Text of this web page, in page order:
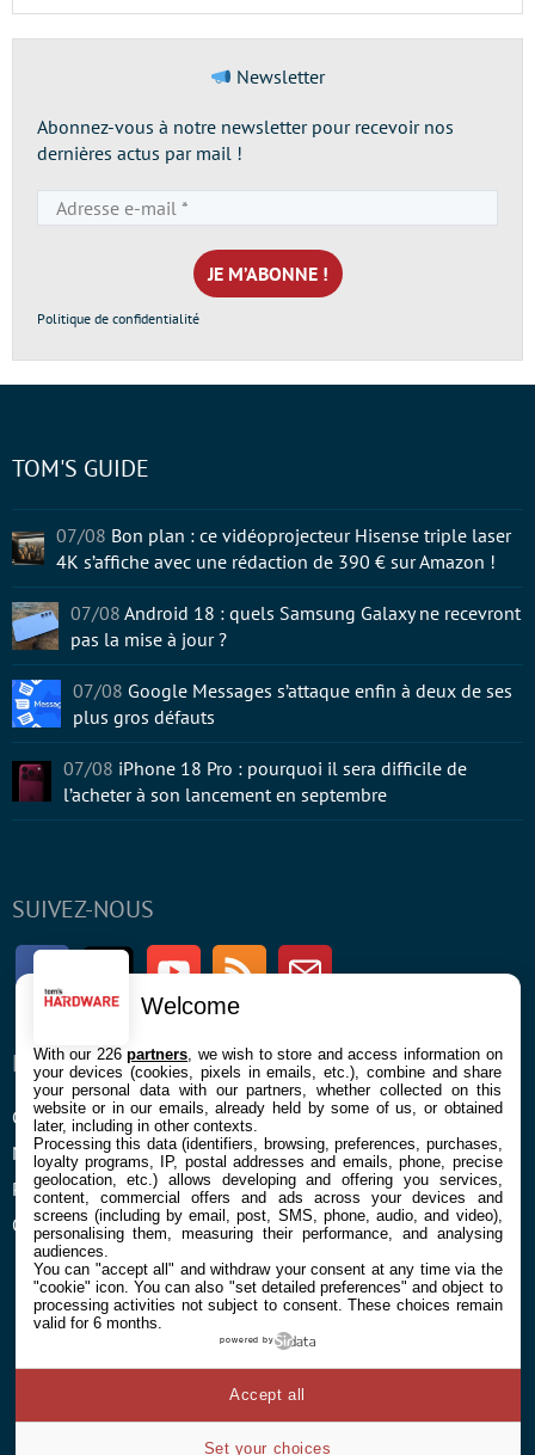
Newsletter
Abonnez-vous à notre newsletter pour recevoir nos
dernières actus par mail !
e-
mail
*
Politique de confidentialité
SUIVEZ-NOUS
FacebookTwitter Youtube RSS Newsletter
ENTREPRISE
Confidentialité et Cookies
Mentions légales et CGU
Préférences Cookies
Qui sommes nous
À PROPOS
Contact
TOM'S GUIDE
07/08 Bon plan : ce vidéoprojecteur Hisense triple laser
4K s’affiche avec une rédaction de 390 € sur Amazon !
07/08 Android 18 : quels Samsung Galaxy ne recevront
pas la mise à jour ?
07/08 Google Messages s’attaque enfin à deux de ses
plus gros défauts
07/08 iPhone 18 Pro : pourquoi il sera difficile de
l’acheter à son lancement en septembre
Welcome
With our 226partners , we wish to store and access information on
your devices (cookies, pixels in emails, etc.), combine and share
your personal data with our partners, whether collected on this
website or in our emails, already held by some of us, or obtained
later, including in other contexts.
Processing this data (identifiers, browsing, preferences, purchases,
loyalty programs, IP, postal addresses and emails, phone, precise
geolocation, etc.) allows developing and offering you services,
content, commercial offers and ads across your devices and
screens (including by email, post, SMS, phone, audio, and video),
personalising them, measuring their performance, and analysing
audiences.
You can "accept all" and withdraw your consent at any time via the
"cookie" icon. You can also "set detailed preferences" and object to
processing activities not subject to consent. These choices remain
valid for 6 months.
powered by
Set your choices
Accept all